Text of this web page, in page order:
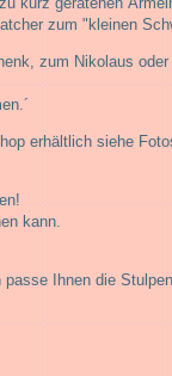
zum "kleinen
zum Nikolaus
erhältlich siehe
kann.
Ihnen die